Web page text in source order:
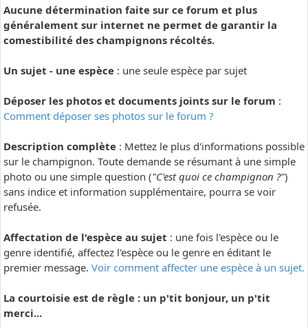
Aucune détermination faite sur ce forum et plus
généralement sur internet ne permet de garantir la
comestibilité des champignons récoltés.
Un sujet - une espèce : une seule espèce par sujet
Déposer les photos et documents joints sur le forum :
Comment déposer ses photos sur le forum ?
Description complète : Mettez le plus d'informations possible
sur le champignon. Toute demande se résumant à une simple
photo ou une simple question ("C'est quoi ce champignon ?")
sans indice et information supplémentaire, pourra se voir
refusée.
Affectation de l'espèce au sujet : une fois l'espèce ou le
genre identifié, affectez l'espèce ou le genre en éditant le
premier message. Voir comment affecter une espèce à un sujet.
La courtoisie est de règle : un p'tit bonjour, un p'tit
merci...